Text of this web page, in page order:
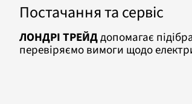
Постачання та сервіс
ЛОНДРІ ТРЕЙДдопомагає
перевіряємо вимоги щодо